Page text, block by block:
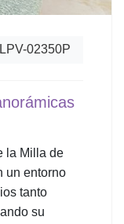
LPV-02350P
la Milla de
un entorno
tanto
su